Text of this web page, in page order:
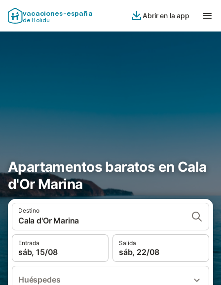
vacaciones-españa
de Holidu
Abrir en la app
Apartamentos baratos en Cala
d'Or Marina
Destino
Cala d'Or Marina
Entrada
sáb, 15/08
Salida
sáb, 22/08
Huéspedes